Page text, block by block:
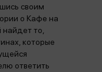
своим
о Кафе на
то,
которые
ответить